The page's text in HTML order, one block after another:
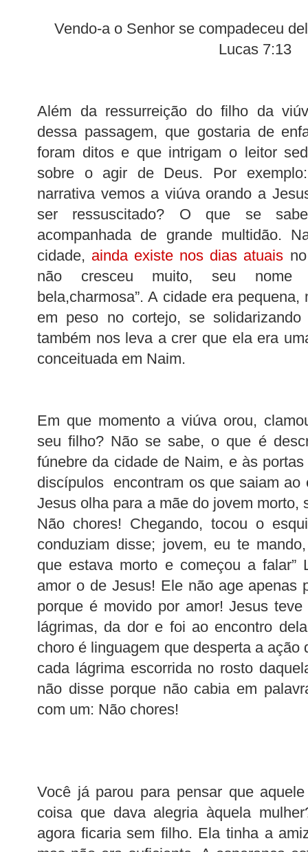
Vendo-a o Senhor se compadeceu
Lucas 7:13
Além da ressurreição do filho da
dessa passagem, que gostaria de
foram ditos e que intrigam o leitor
sobre o agir de Deus. Por
narrativa vemos a viúva orando a
ser ressuscitado? O que se
acompanhada de grande multidão.
cidade, ainda existe nos dias atuais
não cresceu muito, seu nome
bela,charmosa”. A cidade era
em peso no cortejo, se
também nos leva a crer que ela era
conceituada em Naim.
Em que momento a viúva orou,
seu filho? Não se sabe, o que é
fúnebre da cidade de Naim, e às
discípulos encontram os que saiam ao
Jesus olha para a mãe do jovem morto,
Não chores! Chegando, tocou o
conduziam disse; jovem, eu te
que estava morto e começou a falar”
amor o de Jesus! Ele não age apenas
porque é movido por amor! Jesus
lágrimas, da dor e foi ao encontro
choro é linguagem que desperta a ação
cada lágrima escorrida no rosto
não disse porque não cabia em
com um: Não chores!
Você já parou para pensar que
coisa que dava alegria àquela
agora ficaria sem filho. Ela tinha a